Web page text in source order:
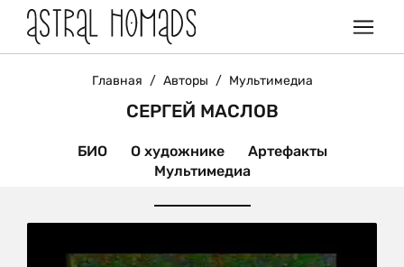
Главная / Авторы / Мультимедиа
СЕРГЕЙ МАСЛОВ
БИО О художнике
Артефакты
Мультимедиа